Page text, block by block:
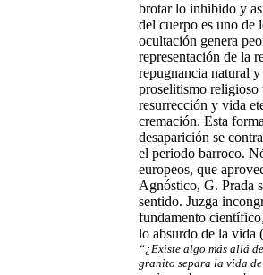
brotar lo inhibido y
del cuerpo es uno de
ocultación genera
representación de la
repugnancia natural
proselitismo religioso
resurrección y vida
cremación. Esta
desaparición se
el periodo barroco.
europeos, que
Agnóstico, G. Prada
sentido. Juzga
fundamento
lo absurdo de la vida
“¿Existe algo más allá
granito separa la vida de